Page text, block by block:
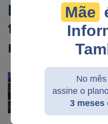
Mãe
No
assine o
3 meses
Boxeador
tragicamente
nocauteado
09/